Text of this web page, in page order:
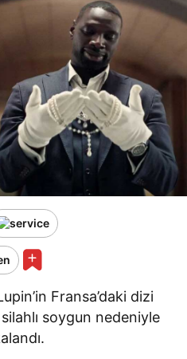
Fransa’daki dizi
soygun nedeniyle